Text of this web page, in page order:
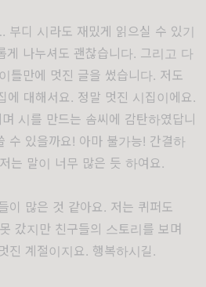
부디 시라도 재밌게 읽으실 수 있기
게 나누셔도 괜찮습니다. 그리고 다
틀만에 멋진 글을 썼습니다. 저도
에 대해서요. 정말 멋진 시집이에요.
시를 만드는 솜씨에 감탄하였답니
수 있을까요! 아마 불가능! 간결하
는 말이 너무 많은 듯 하여요.
이 많은 것 같아요. 저는 퀴퍼도
갔지만 친구들의 스토리를 보며
진 계절이지요. 행복하시길.